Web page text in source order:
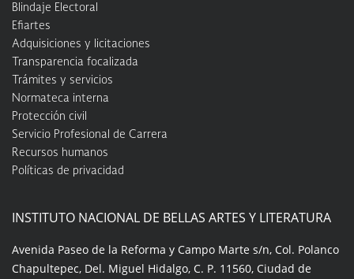
Blindaje Electoral
Efiartes
Adquisiciones y licitaciones
Transparencia focalizada
Trámites y servicios
Normateca interna
Protección civil
Servicio Profesional de Carrera
Recursos humanos
Políticas de privacidad
INSTITUTO NACIONAL DE BELLAS ARTES Y LITERATURA
Avenida Paseo de la Reforma y Campo Marte s/n, Col. Polanco
Chapultepec, Del. Miguel Hidalgo, C. P. 11560, Ciudad de